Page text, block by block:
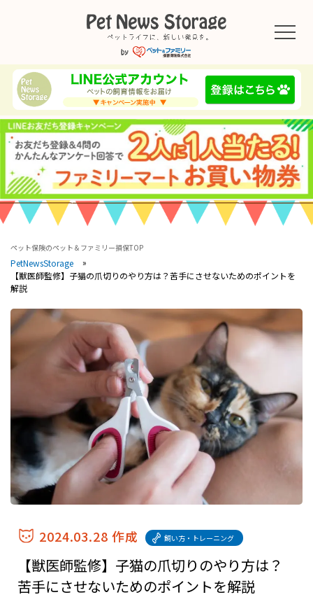
ペット保険のペット＆ファミリー損保TOP
PetNewsStorage
【獣医師監修】子猫の爪切りのやり方は？苦手にさせないためのポイントを
解説
2024.03.28 作成 飼い方・トレーニング
【獣医師監修】子猫の爪切りのやり方は？
苦手にさせないためのポイントを解説